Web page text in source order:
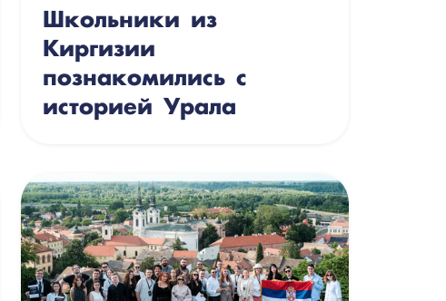
Школьники из
Киргизии
познакомились с
историей Урала